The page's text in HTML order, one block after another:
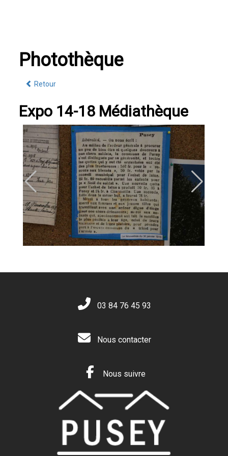
Photothèque
Retour
Expo 14-18 Médiathèque
03 84 76 45 93
Nous contacter
Nous suivre